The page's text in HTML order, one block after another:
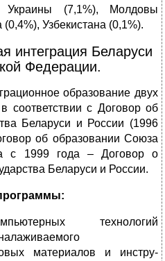
Украины (7,1%), Молдовы
(0,4%), Узбекистана (0,1%).
интеграция Беларуси
Федерации.
образование двух
соответствии с Договор об
Беларуси и России (1996
об образовании Союза
с 1999 года – Договор о
Беларуси и России.
технологий
материалов и инстру­